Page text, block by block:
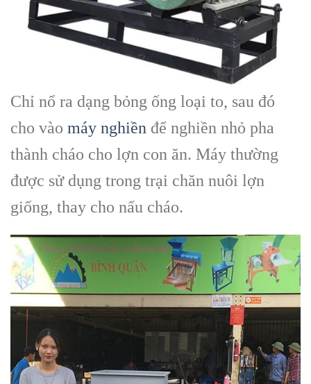
Chỉ nổ ra dạng bỏng ống loại to, sau đó
cho vào máy nghiền để nghiền nhỏ pha
thành cháo cho lợn con ăn. Máy thường
được sử dụng trong trại chăn nuôi lợn
giống, thay cho nấu cháo.